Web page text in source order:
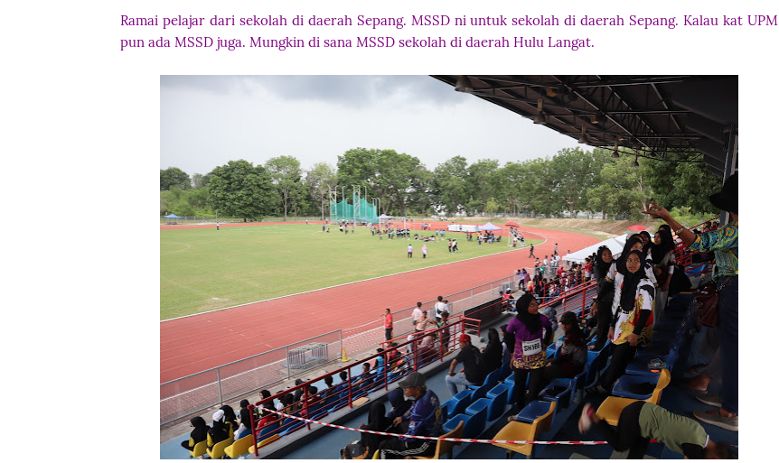
Ramai pelajar dari sekolah di daerah Sepang. MSSD ni untuk sekolah di daerah Sepang. Kalau kat UPM
pun ada MSSD juga. Mungkin di sana MSSD sekolah di daerah Hulu Langat.